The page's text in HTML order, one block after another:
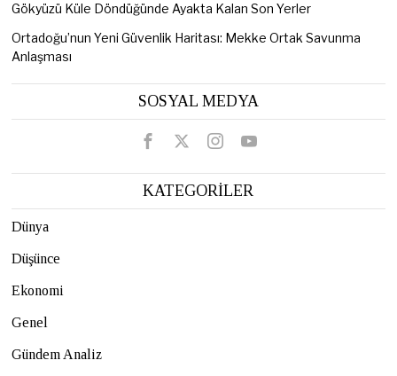
Gökyüzü Küle Döndüğünde Ayakta Kalan Son Yerler
Ortadoğu’nun Yeni Güvenlik Haritası: Mekke Ortak Savunma
Anlaşması
SOSYAL MEDYA
KATEGORİLER
Dünya
Düşünce
Ekonomi
Genel
Gündem Analiz